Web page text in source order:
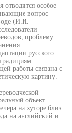
отводится особое
вопрос
(И.И.
проблему
русского
работы связана с
картину.
объект
на хуторе близ
на английский и